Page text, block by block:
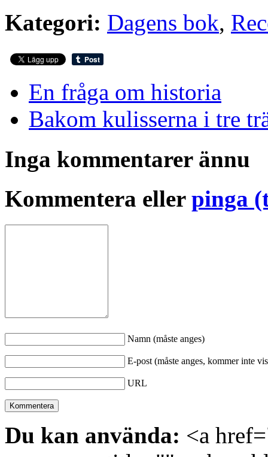
Kategori: Dagens bok,
En fråga om historia
Bakom kulisserna i tre
Inga kommentarer ännu
Kommentera eller pinga
Namn (måste anges)
E-post (måste anges, kommer inte
URL
Du kan använda: <a